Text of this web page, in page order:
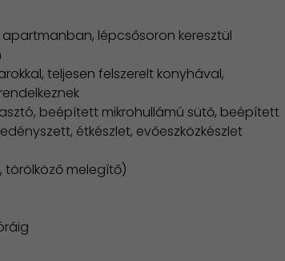
lépcsősoron keresztül
teljesen felszerelt konyhával,
beépített mikrohullámú sütő, beépített
étkészlet, evőeszközkészlet
törölköző melegítő)